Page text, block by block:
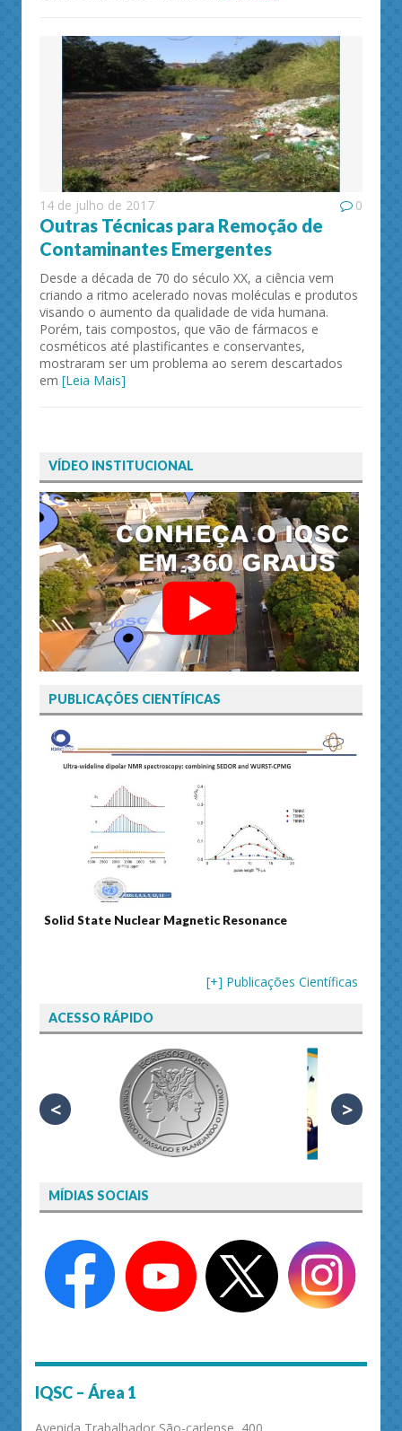
14 de julho de 2017 0
Outras Técnicas para Remoção de
Contaminantes Emergentes
Desde a década de 70 do século XX, a ciência vem
criando a ritmo acelerado novas moléculas e produtos
visando o aumento da qualidade de vida humana.
Porém, tais compostos, que vão de fármacos e
cosméticos até plastificantes e conservantes,
mostraram ser um problema ao serem descartados
em [Leia Mais]
VÍDEO INSTITUCIONAL
PUBLICAÇÕES CIENTÍFICAS
Solid State Nuclear Magnetic Resonance
[+] Publicações Científicas
ACESSO RÁPIDO
< >
MÍDIAS SOCIAIS
IQSC – Área 1